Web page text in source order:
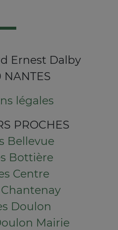
Ernest Dalby
légales
PROCHES
Bellevue
Bottière
Centre
Doulon
Mairie